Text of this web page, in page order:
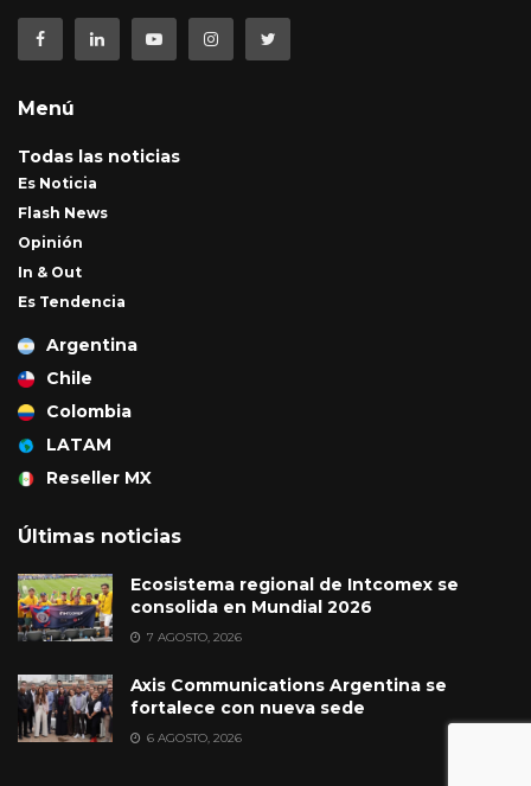
Menú
Todas las noticias
Es Noticia
Flash News
Opinión
In & Out
Es Tendencia
Argentina
Chile
Colombia
LATAM
Reseller MX
Últimas noticias
Ecosistema regional de Intcomex se
consolida en Mundial 2026
7 AGOSTO, 2026
Axis Communications Argentina se
fortalece con nueva sede
6 AGOSTO, 2026